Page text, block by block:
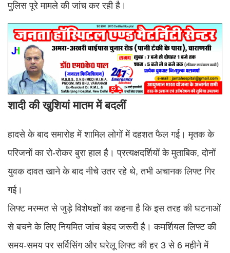
पुलिस पूरे मामले की जांच कर रही है।
शादी की खुशियां मातम में बदलीं
हादसे के बाद समारोह में शामिल लोगों में दहशत फैल गई। मृतक के
परिजनों का रो-रोकर बुरा हाल है। प्रत्यक्षदर्शियों के मुताबिक, दोनों
युवक दावत खाने के बाद नीचे उतर रहे थे, तभी अचानक लिफ्ट गिर
गई।
लिफ्ट मरम्मत से जुड़े विशेषज्ञों का कहना है कि इस तरह की घटनाओं
से बचने के लिए नियमित जांच बेहद जरूरी है। कमर्शियल लिफ्ट की
समय-समय पर सर्विसिंग और घरेलू लिफ्ट की हर 3 से 6 महीने में